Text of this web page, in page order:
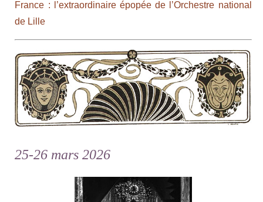
France : l’extraordinaire épopée de l’Orchestre national
de Lille
25-26 mars 2026